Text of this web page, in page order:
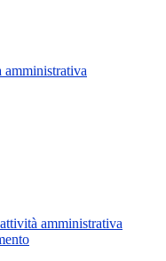
amministrativa
amministrativa